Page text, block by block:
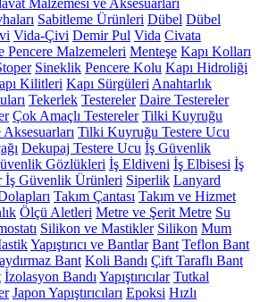
Malzemesi ve Aksesuarları
Sabitleme Ürünleri Dübel Dübel
Vida-Çivi Demir Pul Vida Civata
Pencere Malzemeleri Menteşe Kapı Kolları
Sineklik Pencere Kolu Kapı Hidroliği
Kilitleri Kapı Sürgüleri Anahtarlık
Tekerlek Testereler Daire Testereler
Çok Amaçlı Testereler Tilki Kuyruğu
Aksesuarları Tilki Kuyruğu Testere Ucu
Dekupaj Testere Ucu İş Güvenlik
Gözlükleri İş Eldiveni İş Elbisesi İş
İş Güvenlik Ürünleri Siperlik Lanyard
Takım Çantası Takım ve Hizmet
Ölçü Aletleri Metre ve Şerit Metre Su
Silikon ve Mastikler Silikon Mum
Yapıştırıcı ve Bantlar Bant Teflon Bant
Bant Koli Bandı Çift Taraflı Bant
İzolasyon Bandı Yapıştırıcılar Tutkal
Japon Yapıştırıcıları Epoksi Hızlı